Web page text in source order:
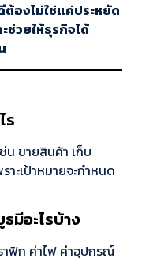
ต้องไม่ใช่แค่ประหยัด
วยให้ธุรกิจได้
ร
น ขายสินค้า เก็บ
าะเป้าหมายจะกำหนด
มีอะไรบ้าง
ฟิก ค่าไฟ ค่าอุปกรณ์